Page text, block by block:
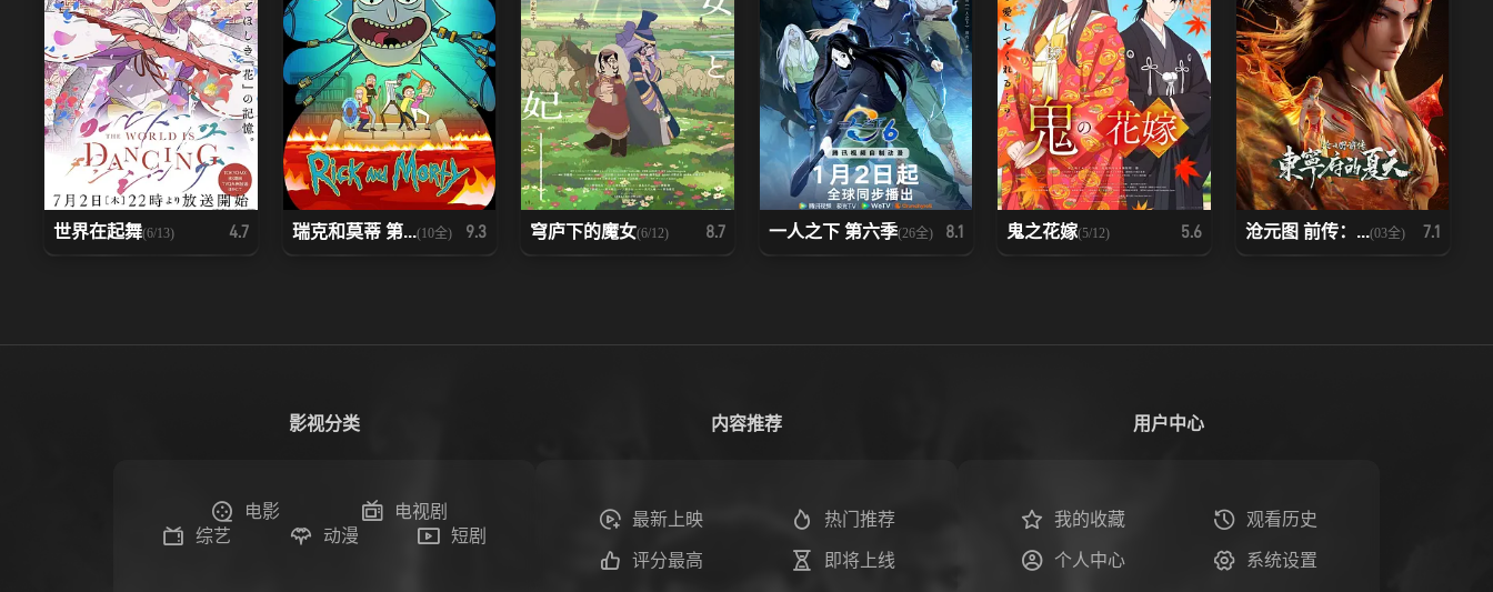
世界在起舞(6/13) 4.7 瑞克和莫蒂 第...(10全) 9.3 穹庐下的魔女(6/12) 8.7 一人之下 第六季(26全) 8.1 鬼之花嫁(5/12) 5.6 沧元图 前传：...(03全) 7.1
影视分类
电影
电视剧
综艺
动漫 短剧
内容推荐
最新上映 热门推荐
评分最高 即将上线
用户中心
我的收藏 观看历史
个人中心 系统设置